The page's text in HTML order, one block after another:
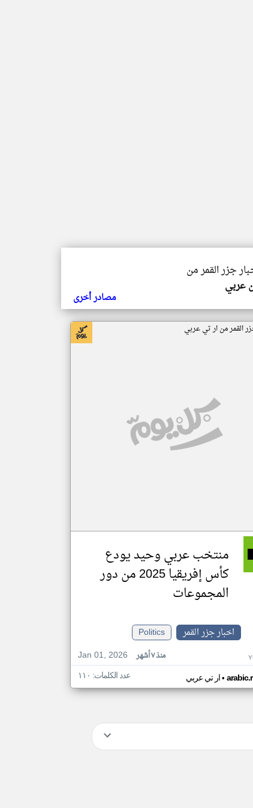
جزر القمر من
عربي
مصادر أخرى
القمر من ار تي عربي
منتخب عربي وحيد يودع
كأس إفريقيا 2025 من دور
المجموعات
اخبار جزر القمر
Politics
Jan 01, 2026
منذ ٧ أشهر
ار تي عربي• عدد الكلمات: ١١٠